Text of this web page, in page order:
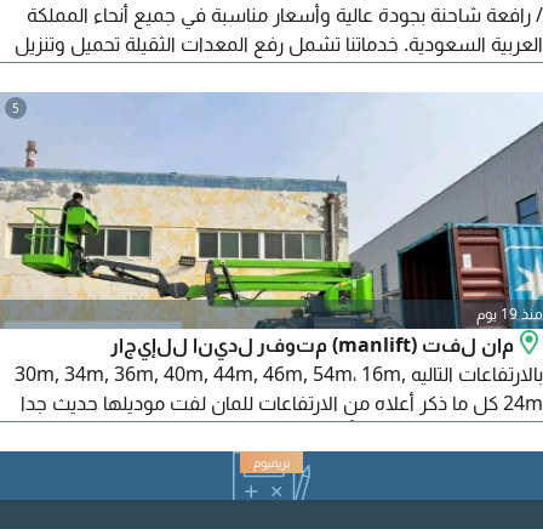
/ رافعة شاحنة بجودة عالية وأسعار مناسبة في جميع أنحاء المملكة
العربية السعودية. خدماتنا تشمل رفع المعدات الثقيلة تحميل وتنزيل
خدمة داخل المدينة وخارجها للتواصل نخدم جميع المناطق
5
منذ 19 يوم
مان لفت (manlift) متوفر لدينا للإيجار
بالارتفاعات التاليه 30m, 34m, 36m, 40m, 44m, 46m, 54m، 16m,
24m كل ما ذكر أعلاه من الارتفاعات للمان لفت موديلها حديث جدا